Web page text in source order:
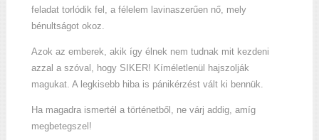
feladat torlódik fel, a félelem lavinaszerűen nő, mely
bénultságot okoz.
Azok az emberek, akik így élnek nem tudnak mit kezdeni
azzal a szóval, hogy SIKER! Kíméletlenül hajszolják
magukat. A legkisebb hiba is pánikérzést vált ki bennük.
Ha magadra ismertél a történetből, ne várj addig, amíg
megbetegszel!